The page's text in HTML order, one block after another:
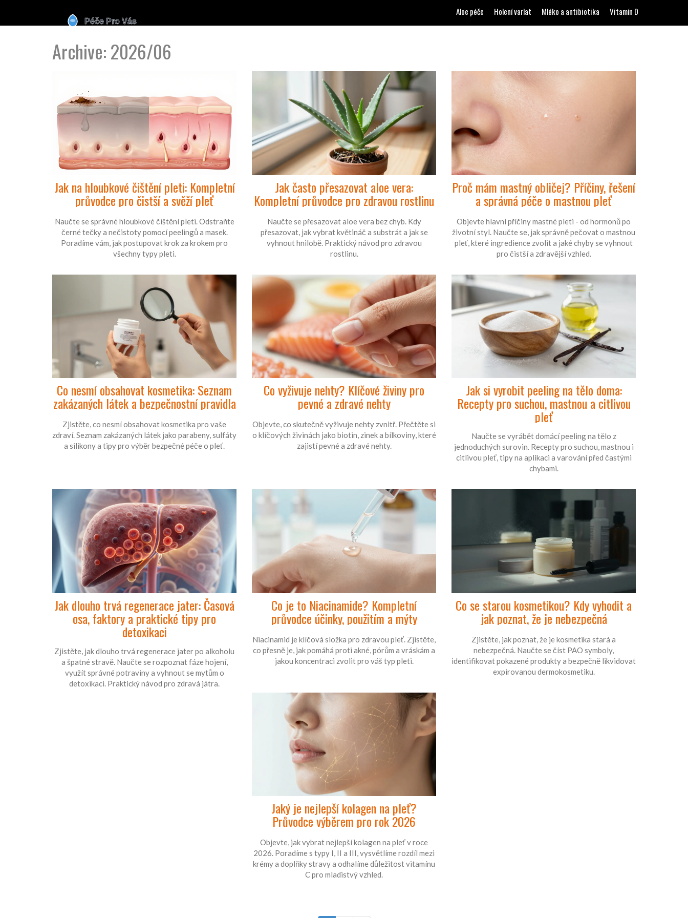
Aloe péče Holení varlat Mléko a antibiotika Vitamín D
Archive: 2026/06
Jak na hloubkové čištění pleti: Kompletní
průvodce pro čistší a svěží pleť
Naučte se správné hloubkové čištění pleti. Odstraňte
černé tečky a nečistoty pomocí peelingů a masek.
Poradíme vám, jak postupovat krok za krokem pro
všechny typy pleti.
Jak často přesazovat aloe vera:
Kompletní průvodce pro zdravou rostlinu
Naučte se přesazovat aloe vera bez chyb. Kdy
přesazovat, jak vybrat květináč a substrát a jak se
vyhnout hnilobě. Praktický návod pro zdravou
rostlinu.
Proč mám mastný obličej? Příčiny, řešení
a správná péče o mastnou pleť
Objevte hlavní příčiny mastné pleti - od hormonů po
životní styl. Naučte se, jak správně pečovat o mastnou
pleť, které ingredience zvolit a jaké chyby se vyhnout
pro čistší a zdravější vzhled.
Co nesmí obsahovat kosmetika: Seznam
zakázaných látek a bezpečnostní pravidla
Zjistěte, co nesmí obsahovat kosmetika pro vaše
zdraví. Seznam zakázaných látek jako parabeny, sulfáty
a silikony a tipy pro výběr bezpečné péče o pleť.
Co vyživuje nehty? Klíčové živiny pro
pevné a zdravé nehty
Objevte, co skutečně vyživuje nehty zvnitř. Přečtěte si
o klíčových živinách jako biotin, zinek a bílkoviny, které
zajistí pevné a zdravé nehty.
Jak si vyrobit peeling na tělo doma:
Recepty pro suchou, mastnou a citlivou
pleť
Naučte se vyrábět domácí peeling na tělo z
jednoduchých surovin. Recepty pro suchou, mastnou i
citlivou pleť, tipy na aplikaci a varování před častými
chybami.
Jak dlouho trvá regenerace jater: Časová
osa, faktory a praktické tipy pro
detoxikaci
Zjistěte, jak dlouho trvá regenerace jater po alkoholu
a špatné stravě. Naučte se rozpoznat fáze hojení,
využít správné potraviny a vyhnout se mytům o
detoxikaci. Praktický návod pro zdravá játra.
Co je to Niacinamide? Kompletní
průvodce účinky, použitím a mýty
Niacinamid je klíčová složka pro zdravou pleť. Zjistěte,
co přesně je, jak pomáhá proti akné, pórům a vráskám a
jakou koncentraci zvolit pro váš typ pleti.
Co se starou kosmetikou? Kdy vyhodit a
jak poznat, že je nebezpečná
Zjistěte, jak poznat, že je kosmetika stará a
nebezpečná. Naučte se číst PAO symboly,
identifikovat pokazené produkty a bezpečně likvidovat
expirovanou dermokosmetiku.
Jaký je nejlepší kolagen na pleť?
Průvodce výběrem pro rok 2026
Objevte, jak vybrat nejlepší kolagen na pleť v roce
2026. Poradíme s typy I, II a III, vysvětlíme rozdíl mezi
krémy a doplňky stravy a odhalíme důležitost vitamínu
C pro mladistvý vzhled.